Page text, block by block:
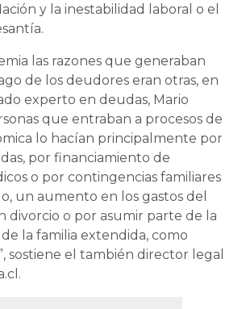
y la inestabilidad laboral o el
las razones que generaban
de los deudores eran otras, en
experto en deudas, Mario
que entraban a procesos de
lo hacían principalmente por
por financiamiento de
o por contingencias familiares
un aumento en los gastos del
divorcio o por asumir parte de la
la familia extendida, como
sostiene el también director legal